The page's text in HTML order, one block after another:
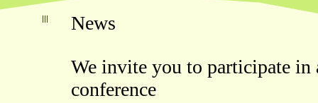
News
We invite you to participate in
conference